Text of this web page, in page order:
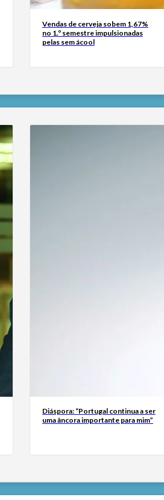
Vendas de cerveja sobem 1,67%
no 1.º semestre impulsionadas
pelas sem ácool
Diáspora: “Portugal continua a ser
uma âncora importante para mim”